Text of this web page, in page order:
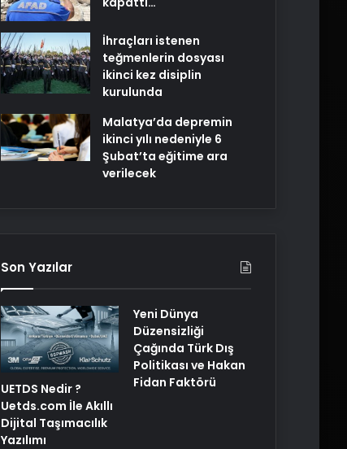
İhraçları istenen
teğmenlerin dosyası
ikinci kez disiplin
kurulunda
Malatya’da depremin
ikinci yılı nedeniyle 6
Şubat’ta eğitime ara
verilecek
Son Yazılar
UETDS Nedir ?
Uetds.com İle Akıllı
Dijital Taşımacılık
Yazılımı
Yeni Dünya
Düzensizliği
Çağında Türk Dış
Politikası ve Hakan
Fidan Faktörü